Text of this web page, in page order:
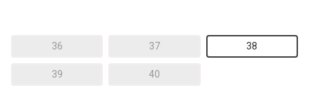
36 37 38
39 40